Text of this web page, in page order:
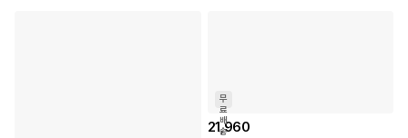
무
료
배
송
21,960